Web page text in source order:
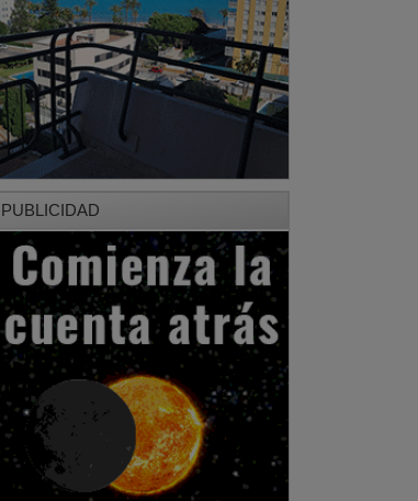
PUBLICIDAD
PUBLICIDAD